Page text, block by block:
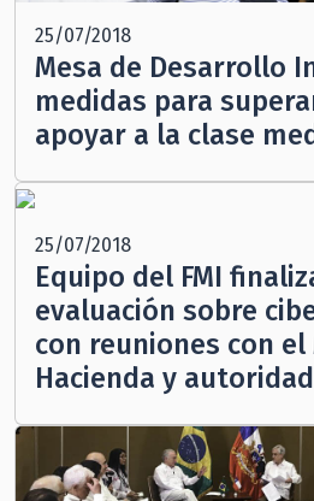
25/07/2018
Mesa de Desarrollo
medidas para
apoyar a la clase
25/07/2018
Equipo del FMI
evaluación sobre
con reuniones con
Hacienda y